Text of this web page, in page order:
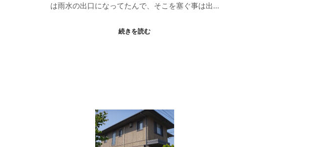
は雨水の出口になってたんで、そこを塞ぐ事は出…
続きを読む